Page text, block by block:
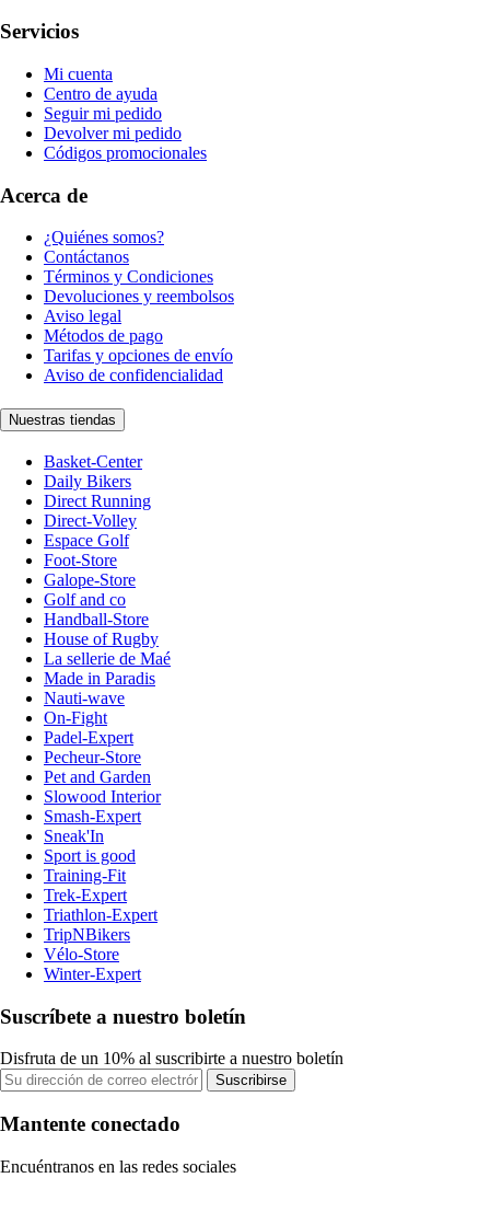
Servicios
Mi cuenta
Centro de ayuda
Seguir mi pedido
Devolver mi pedido
Códigos promocionales
Acerca de
¿Quiénes somos?
Contáctanos
Términos y Condiciones
Devoluciones y reembolsos
Aviso legal
Métodos de pago
Tarifas y opciones de envío
Aviso de confidencialidad
Nuestras tiendas
Basket-Center
Daily Bikers
Direct Running
Direct-Volley
Espace Golf
Foot-Store
Galope-Store
Golf and co
Handball-Store
House of Rugby
La sellerie de Maé
Made in Paradis
Nauti-wave
On-Fight
Padel-Expert
Pecheur-Store
Pet and Garden
Slowood Interior
Smash-Expert
Sneak'In
Sport is good
Training-Fit
Trek-Expert
Triathlon-Expert
TripNBikers
Vélo-Store
Winter-Expert
Suscríbete a nuestro boletín
Disfruta de un 10% al suscribirte a nuestro boletín
Suscribirse
Mantente conectado
Encuéntranos en las redes sociales